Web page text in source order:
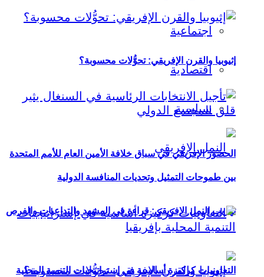
اجتماعية
اقتصادية
سياسية
تهريب النمل الإفريقي: قراءة في المشهد والتداعيات والفرص
إثيوبيا والقرن الإفريقي: تحوُّلات محسوبة؟
الحضور الإفريقي في سباق خلافة الأمين العام للأمم المتحدة
بين طموحات التمثيل وتحديات المنافسة الدولية
التعاونيات كركيزة أساسية في إستراتيجيات التنمية المحلية